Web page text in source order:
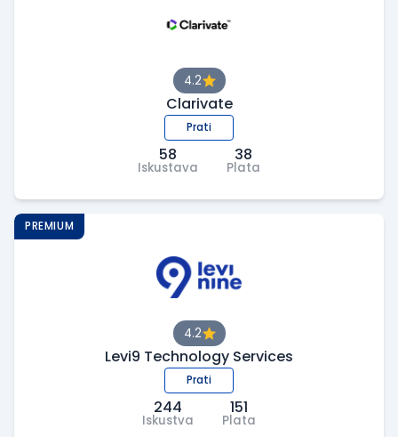
4.2
Clarivate
Prati
58
Iskustava
38
Plata
4.2
Levi9 Technology Services
Prati
244
Iskustva
151
Plata
PREMIUM